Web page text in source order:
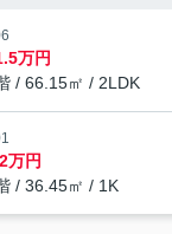
万円
/ 66.15㎡ / 2LDK
万円
/ 36.45㎡ / 1K